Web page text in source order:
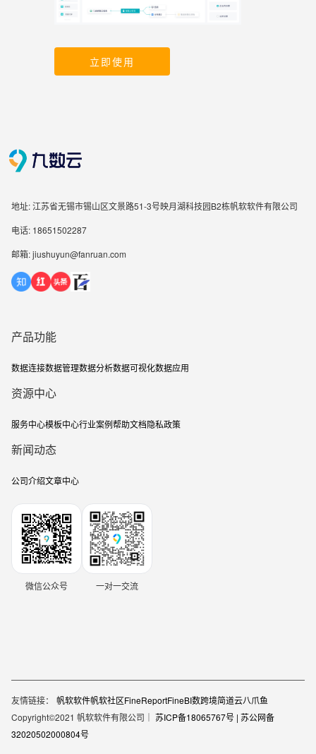
立即使用
地址: 江苏省无锡市锡山区文景路51-3号映月湖科技园B2栋帆软软件有限公司
电话: 18651502287
邮箱: jiushuyun@fanruan.com
产品功能
数据连接数据管理数据分析数据可视化数据应用
资源中心
服务中心模板中心行业案例帮助文档隐私政策
新闻动态
公司介绍文章中心
微信公众号 一对一交流
友情链接： 帆软软件帆软社区FineReportFineBI数跨境简道云八爪鱼
Copyright©2021 帆软软件有限公司｜ 苏ICP备18065767号 | 苏公网备
32020502000804号